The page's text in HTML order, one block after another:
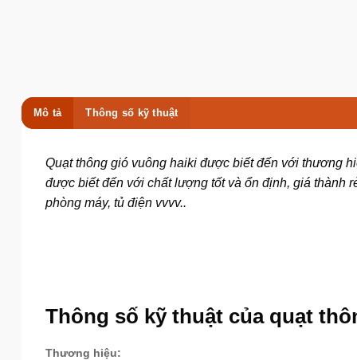
Mô tả Thông số kỹ thuật
Quạt thông gió vuông haiki được biết đến với thương
được biết đến với chất lượng tốt và ổn định, giá thành
phòng máy, tủ điện vvvv..
Thông số kỹ thuật của quạt
Thương hiệu: